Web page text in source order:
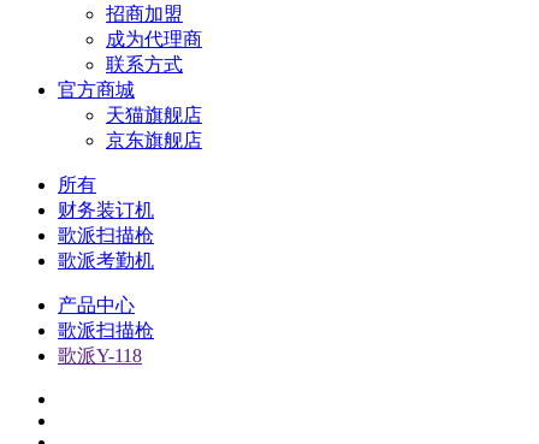
招商加盟
成为代理商
联系方式
官方商城
天猫旗舰店
京东旗舰店
所有
财务装订机
歌派扫描枪
歌派考勤机
产品中心
歌派扫描枪
歌派Y-118